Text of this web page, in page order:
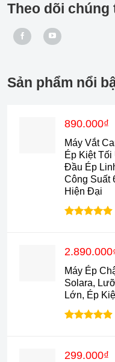
Theo dõi chúng
Sản phẩm nổi
Máy Vắt
Ép Kiệt
Đầu Ép
Công Suất
Hiện Đại
Giá
là:
1.285.000₫.
890.000₫
Giá
tại
là:
890.000₫.
Máy Ép
Solara,
Lớn, Ép
Giá
là:
3.850.000₫.
2.890.000
Giá
tại
là:
2.890.000₫.
Giá
299.000₫
Giá